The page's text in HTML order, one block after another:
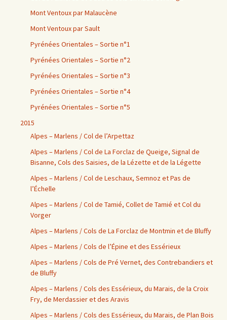
Mont Ventoux par Malaucène
Mont Ventoux par Sault
Pyrénées Orientales – Sortie n°1
Pyrénées Orientales – Sortie n°2
Pyrénées Orientales – Sortie n°3
Pyrénées Orientales – Sortie n°4
Pyrénées Orientales – Sortie n°5
2015
Alpes – Marlens / Col de l’Arpettaz
Alpes – Marlens / Col de La Forclaz de Queige, Signal de
Bisanne, Cols des Saisies, de la Lézette et de la Légette
Alpes – Marlens / Col de Leschaux, Semnoz et Pas de
l’Échelle
Alpes – Marlens / Col de Tamié, Collet de Tamié et Col du
Vorger
Alpes – Marlens / Cols de La Forclaz de Montmin et de Bluffy
Alpes – Marlens / Cols de l’Épine et des Essérieux
Alpes – Marlens / Cols de Pré Vernet, des Contrebandiers et
de Bluffy
Alpes – Marlens / Cols des Essérieux, du Marais, de la Croix
Fry, de Merdassier et des Aravis
Alpes – Marlens / Cols des Essérieux, du Marais, de Plan Bois